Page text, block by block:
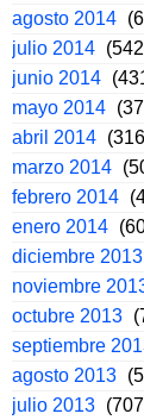
agosto 2014
julio 2014
junio 2014
mayo 2014
abril 2014
marzo 2014
febrero 2014
enero 2014
diciembre 2013
noviembre
octubre 2013
septiembre
agosto 2013
julio 2013